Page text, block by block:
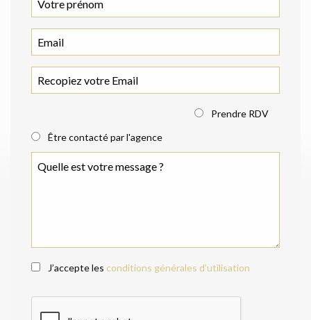
Prendre RDV
Être contacté par l'agence
J’accepte les conditions générales d’utilisation